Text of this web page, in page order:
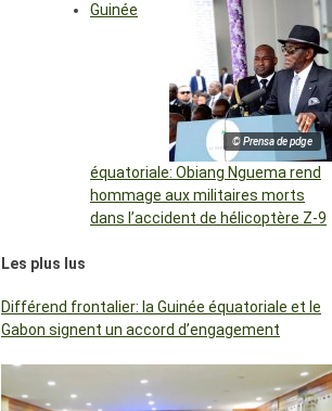
© Prensa de pdge
Guinée
équatoriale: Obiang Nguema rend
hommage aux militaires morts
dans l’accident de hélicoptère Z-9
Les plus lus
Différend frontalier: la Guinée équatoriale et le
Gabon signent un accord d’engagement